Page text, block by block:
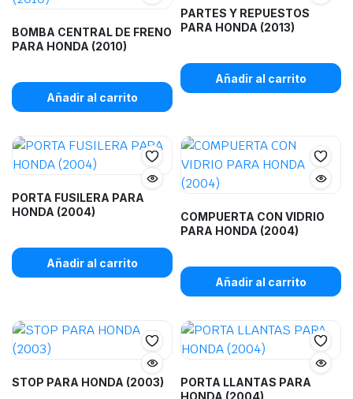
BOMBA CENTRAL DE FRENO
PARA HONDA (2010)
Añadir al carrito
PARTES Y REPUESTOS
PARA HONDA (2013)
Añadir al carrito
PORTA FUSILERA PARA
HONDA (2004)
Añadir al carrito
COMPUERTA CON VIDRIO
PARA HONDA (2004)
Añadir al carrito
STOP PARA HONDA (2003)
PORTA LLANTAS PARA
HONDA (2004)